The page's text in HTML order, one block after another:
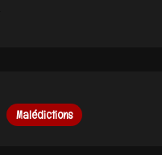
Malédictions